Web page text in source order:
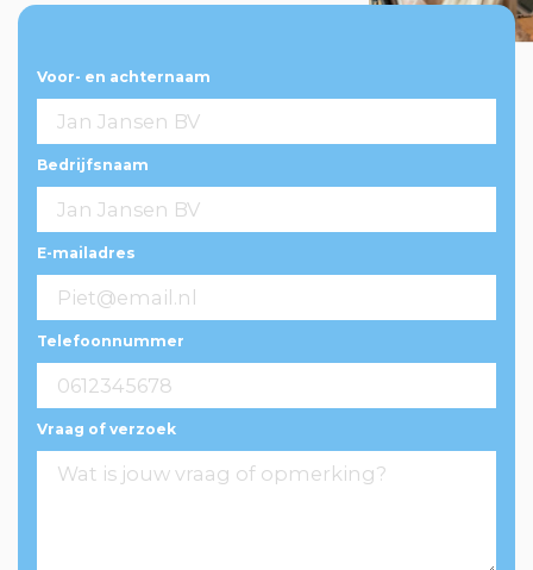
Voor- en achternaam
Bedrijfsnaam
E-mailadres
Telefoonnummer
Vraag of verzoek